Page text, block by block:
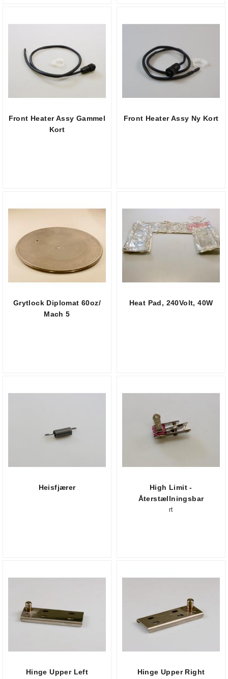
Front Heater Assy Gammel
Kort
Front Heater Assy Ny Kort
Grytlock Diplomat 60oz/
Mach 5
Heat Pad, 240Volt, 40W
Heisfjærer
High Limit -
Återstællningsbar
rt
Hinge Upper Left Hinge Upper Right